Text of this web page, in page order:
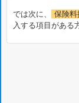
では次に、 保険料
入する項目がある